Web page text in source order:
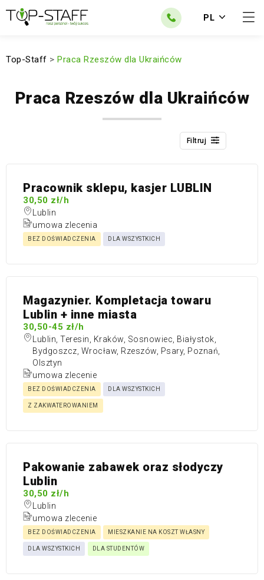
PL
Top-Staff > Praca Rzeszów dla Ukraińców
Praca Rzeszów dla Ukraińców
Filtruj
Pracownik sklepu, kasjer LUBLIN
30,50 zł/h
Lublin
umowa zlecenia
BEZ DOŚWIADCZENIA DLA WSZYSTKICH
Magazynier. Kompletacja towaru
Lublin + inne miasta
30,50-45 zł/h
Lublin, Teresin, Kraków, Sosnowiec, Białystok,
Bydgoszcz, Wrocław, Rzeszów, Psary, Poznań,
Olsztyn
umowa zlecenie
BEZ DOŚWIADCZENIA DLA WSZYSTKICH
Z ZAKWATEROWANIEM
Pakowanie zabawek oraz słodyczy
Lublin
30,50 zł/h
Lublin
umowa zlecenie
BEZ DOŚWIADCZENIA MIESZKANIE NA KOSZT WŁASNY
DLA WSZYSTKICH DLA STUDENTÓW